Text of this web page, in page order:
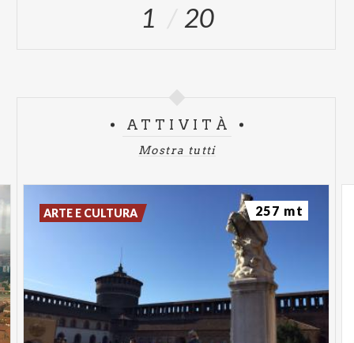
1 20
ATTIVITÀ
Mostra tutti
ARTE E CULTURA 257 mt